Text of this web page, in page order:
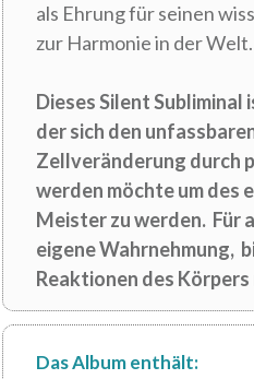
als Ehrung für seinen
zur Harmonie in der Welt.
Dieses Silent
der sich den
Zellveränderung durch
werden möchte um des
Meister zu werden. Für
eigene Wahrnehmung,
Reaktionen des
Das Album enthält: